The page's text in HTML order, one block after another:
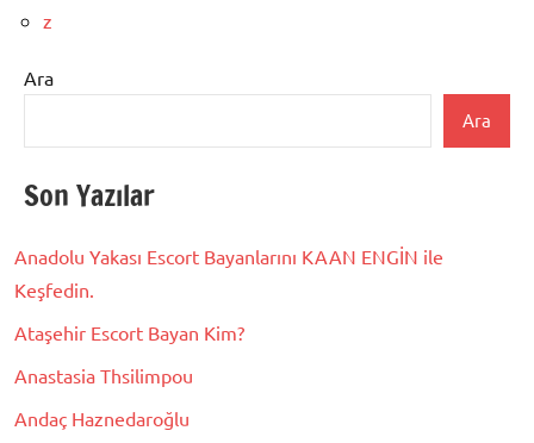
z
Ara
Ara
Son Yazılar
Anadolu Yakası Escort Bayanlarını KAAN ENGİN ile
Keşfedin.
Ataşehir Escort Bayan Kim?
Anastasia Thsilimpou
Andaç Haznedaroğlu